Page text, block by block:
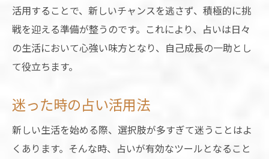
活用することで、新しいチャンスを逃さず、積極的に挑
戦を迎える準備が整うのです。これにより、占いは日々
の生活において心強い味方となり、自己成長の一助とし
て役立ちます。
迷った時の占い活用法
新しい生活を始める際、選択肢が多すぎて迷うことはよ
くあります。そんな時、占いが有効なツールとなること